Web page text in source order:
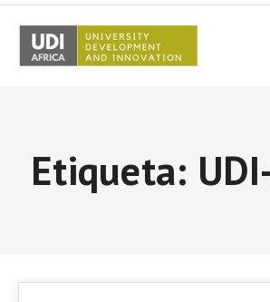
Eventos
Testemunhos
Etiqueta: